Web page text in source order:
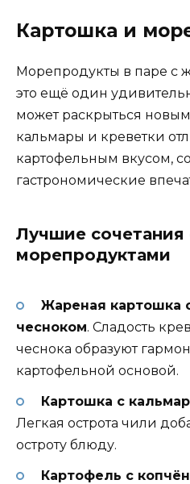
Картошка и
Морепродукты в паре с
это ещё один
может раскрыться
кальмары и креветки
картофельным вкусом,
гастрономические
Лучшие сочетания
морепродуктами
Жареная картошка
чесноком. Сладость
чеснока образуют
картофельной основой.
Картошка с
Легкая острота чили
остроту блюду.
Картофель с